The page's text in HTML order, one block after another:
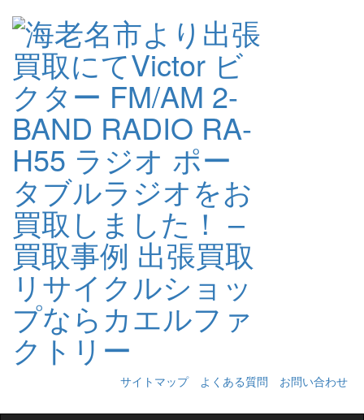
サイトマップ よくある質問
お問い合わせ
navigation